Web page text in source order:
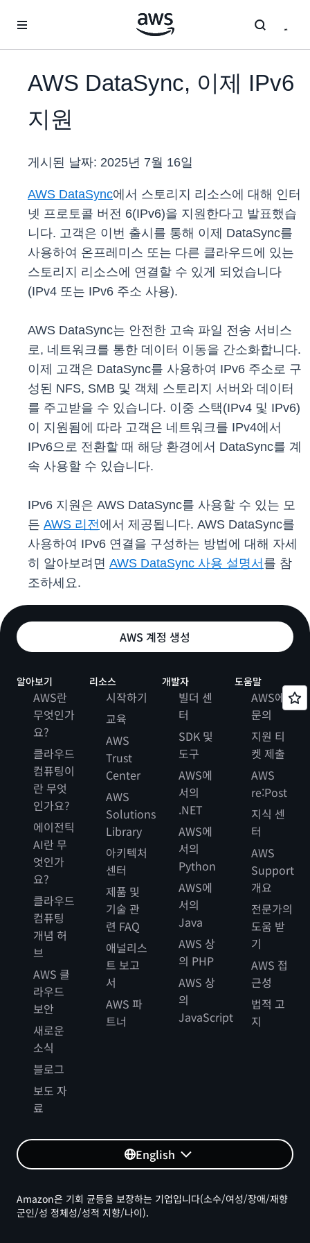
AWS DataSync, 이제 IPv6
지원
게시된 날짜: 2025년 7월 16일
AWS DataSync에서 스토리지 리소스에 대해 인터
넷 프로토콜 버전 6(IPv6)을 지원한다고 발표했습
니다. 고객은 이번 출시를 통해 이제 DataSync를
사용하여 온프레미스 또는 다른 클라우드에 있는
스토리지 리소스에 연결할 수 있게 되었습니다
(IPv4 또는 IPv6 주소 사용).
AWS DataSync는 안전한 고속 파일 전송 서비스
로, 네트워크를 통한 데이터 이동을 간소화합니다.
이제 고객은 DataSync를 사용하여 IPv6 주소로 구
성된 NFS, SMB 및 객체 스토리지 서버와 데이터
를 주고받을 수 있습니다. 이중 스택(IPv4 및 IPv6)
이 지원됨에 따라 고객은 네트워크를 IPv4에서
IPv6으로 전환할 때 해당 환경에서 DataSync를 계
속 사용할 수 있습니다.
IPv6 지원은 AWS DataSync를 사용할 수 있는 모
든 AWS 리전에서 제공됩니다. AWS DataSync를
사용하여 IPv6 연결을 구성하는 방법에 대해 자세
히 알아보려면 AWS DataSync 사용 설명서 를 참
조하세요.
AWS 계정 생성
알아보기
AWS란
무엇인가
요?
클라우드
컴퓨팅이
란 무엇
인가요?
에이전틱
AI란 무
엇인가
요?
클라우드
컴퓨팅
개념 허
브
AWS 클
라우드
보안
새로운
소식
블로그
보도 자
료
리소스
시작하기
교육
AWS
Trust
Center
AWS
Solutions
Library
아키텍처
센터
제품 및
기술 관
련 FAQ
애널리스
트 보고
서
AWS 파
트너
개발자
빌더 센
터
SDK 및
도구
AWS에
서의
.NET
AWS에
서의
Python
AWS에
서의
Java
AWS 상
의 PHP
AWS 상
의
JavaScript
도움말
AWS에
문의
지원 티
켓 제출
AWS
re:Post
지식 센
터
AWS
Support
개요
전문가의
도움 받
기
AWS 접
근성
법적 고
지
English
Amazon은 기회 균등을 보장하는 기업입니다(소수/여성/장애/재향
군인/성 정체성/성적 지향/나이).